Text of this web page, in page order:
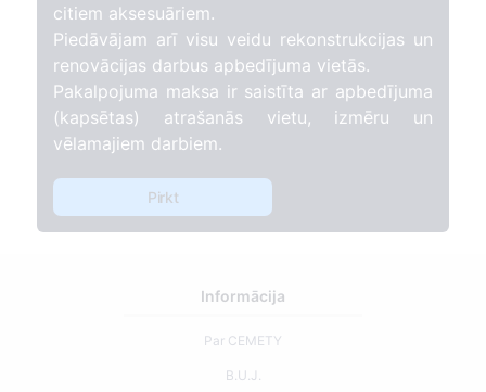
citiem aksesuāriem.
Piedāvājam arī visu veidu rekonstrukcijas un
renovācijas darbus apbedījuma vietās.
Pakalpojuma maksa ir saistīta ar apbedījuma
(kapsētas) atrašanās vietu, izmēru un
vēlamajiem darbiem.
Pirkt
Informācija
Par CEMETY
B.U.J.